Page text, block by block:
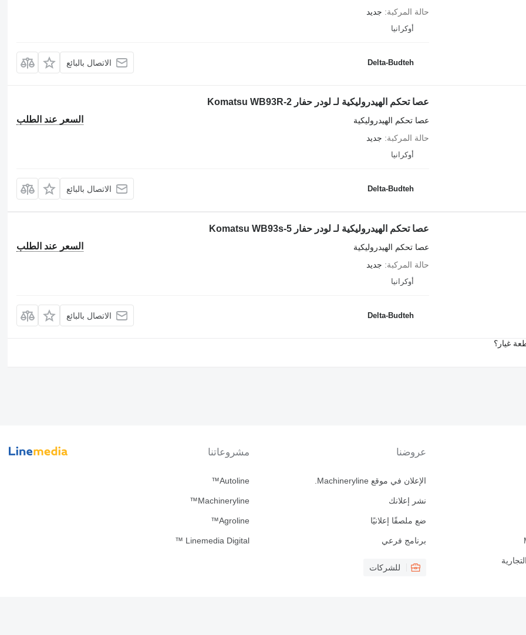
حالة المركبة
جديد
أوكرانيا
Delta-Budteh الاتصال بالبائع
عصا تحكم الهيدروليكية لـ لودر حفار Komatsu WB93R-2
السعر عند الطلب
عصا تحكم الهيدروليكية
حالة المركبة
جديد
أوكرانيا
Delta-Budteh الاتصال بالبائع
عصا تحكم الهيدروليكية لـ لودر حفار Komatsu WB93s-5
السعر عند الطلب
عصا تحكم الهيدروليكية
حالة المركبة
جديد
أوكرانيا
Delta-Budteh الاتصال بالبائع
غيار؟
عروضنا
الإعلان في موقع Machineryline.
نشر إعلانك
ضع ملصقًا إعلانيًا
برنامج فرعي
للشركات
مشروعاتنا
Autoline™
Machineryline™
Agroline™
Linemedia Digital ™